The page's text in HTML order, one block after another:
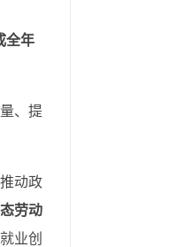
全年
、提
动政
劳动
业创